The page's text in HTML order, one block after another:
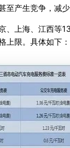
至产生竞争，减少
、上海、江西等
上限。具体如下：